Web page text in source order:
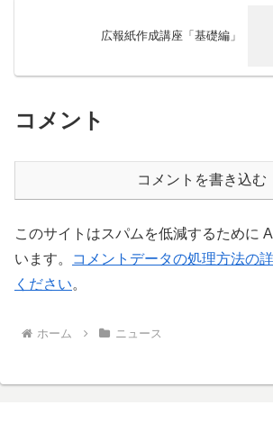
広報紙作成講座「基礎編」
コメント
コメントを書き込む
このサイトはスパムを低減するために
います。
コメントデータの処理方法の
ください。
ホーム ニュース